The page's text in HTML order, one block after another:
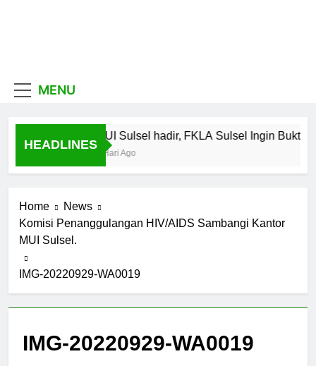
MENU
HEADLINES
MUI Sulsel hadir, FKLA Sulsel Ingin
7 Hari Ago
Home
News
Komisi Penanggulangan HIV/AIDS Sambangi Kantor
MUI Sulsel.
IMG-20220929-WA0019
IMG-20220929-WA0019